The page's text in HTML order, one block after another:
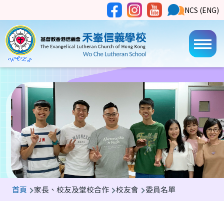
Social
Media
NCS
Button
NCS (ENG)
Main
導
首頁 家長、校友及堂校合作 校友會 委員名單